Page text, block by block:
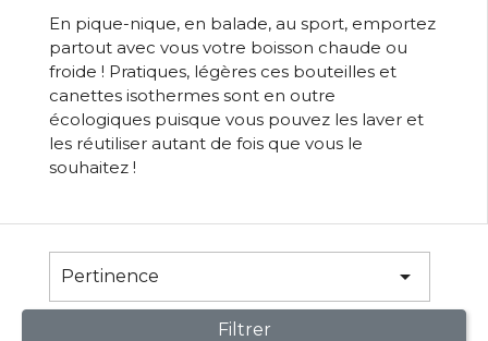
En pique-nique, en balade, au sport, emportez
partout avec vous votre boisson chaude ou
froide ! Pratiques, légères ces bouteilles et
canettes isothermes sont en outre
écologiques puisque vous pouvez les laver et
les réutiliser autant de fois que vous le
souhaitez !
Pertinence 
Filtrer